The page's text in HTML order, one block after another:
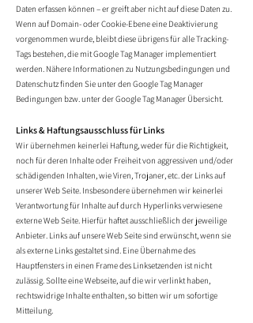
Daten erfassen können – er greift aber nicht auf diese Daten zu.
Wenn auf Domain- oder Cookie-Ebene eine Deaktivierung
vorgenommen wurde, bleibt diese übrigens für alle Tracking-
Tags bestehen, die mit Google Tag Manager implementiert
werden. Nähere Informationen zu Nutzungsbedingungen und
Datenschutz finden Sie unter den Google Tag Manager
Bedingungen bzw. unter der Google Tag Manager Übersicht.
Links & Haftungsausschluss für Links
Wir übernehmen keinerlei Haftung, weder für die Richtigkeit,
noch für deren Inhalte oder Freiheit von aggressiven und/oder
schädigenden Inhalten, wie Viren, Trojaner, etc. der Links auf
unserer Web Seite. Insbesondere übernehmen wir keinerlei
Verantwortung für Inhalte auf durch Hyperlinks verwiesene
externe Web Seite. Hierfür haftet ausschließlich der jeweilige
Anbieter. Links auf unsere Web Seite sind erwünscht, wenn sie
als externe Links gestaltet sind. Eine Übernahme des
Hauptfensters in einen Frame des Linksetzenden ist nicht
zulässig. Sollte eine Webseite, auf die wir verlinkt haben,
rechtswidrige Inhalte enthalten, so bitten wir um sofortige
Mitteilung.